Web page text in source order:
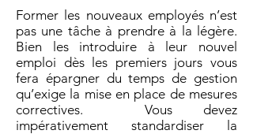
Former les nouveaux employés n’est
pas une tâche à prendre à la légère.
Bien les introduire à leur nouvel
emploi dès les premiers jours vous
fera épargner du temps de gestion
qu’exige la mise en place de mesures
correctives. Vous devez
impérativement standardiser la